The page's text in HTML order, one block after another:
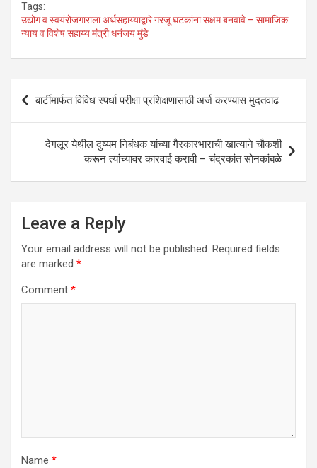
at
s
A
p
p
ce
b
o
k
tt
er
ke
dI
n
ail ar
Tags:
उद्योग व स्वयंरोजगाराला अर्थसहाय्याद्वारे गरजू घटकांना सक्षम बनवावे – सामाजिक
न्याय व विशेष सहाय्य मंत्री धनंजय मुंडे
Post
navigation
बार्टीमार्फत विविध स्पर्धा परीक्षा प्रशिक्षणासाठी अर्ज करण्यास मुदतवाढ
देगलूर येथील दुय्यम निबंधक यांच्या गैरकारभाराची खात्याने चौकशी
करून त्यांच्यावर कारवाई करावी – चंद्रकांत सोनकांबळे
Leave a Reply
Your email address will not be published. Required fields
are marked *
Comment *
Name *